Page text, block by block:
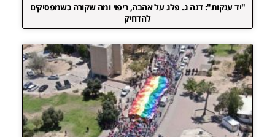
"יד ענקות": דנה ג. פלג על אהבה, ריפוי ומה שקורה כשמפסיקים
להדחיק